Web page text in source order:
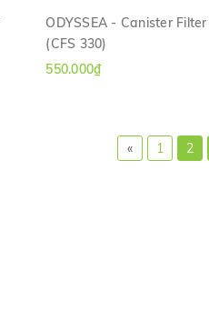
ODYSSEA - Canister Filter
(CFS 330)
550.000₫
« 1 2